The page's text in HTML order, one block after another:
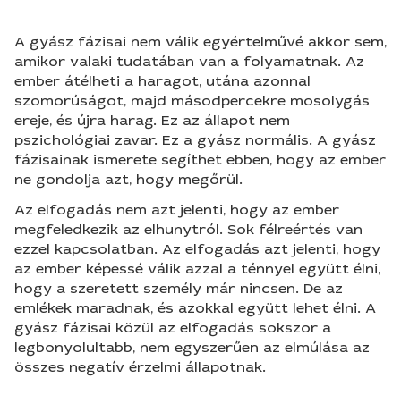
A gyász fázisai nem válik egyértelművé akkor sem,
amikor valaki tudatában van a folyamatnak. Az
ember átélheti a haragot, utána azonnal
szomorúságot, majd másodpercekre mosolygás
ereje, és újra harag. Ez az állapot nem
pszichológiai zavar. Ez a gyász normális. A gyász
fázisainak ismerete segíthet ebben, hogy az ember
ne gondolja azt, hogy megőrül.
Az elfogadás nem azt jelenti, hogy az ember
megfeledkezik az elhunytról. Sok félreértés van
ezzel kapcsolatban. Az elfogadás azt jelenti, hogy
az ember képessé válik azzal a ténnyel együtt élni,
hogy a szeretett személy már nincsen. De az
emlékek maradnak, és azokkal együtt lehet élni. A
gyász fázisai közül az elfogadás sokszor a
legbonyolultabb, nem egyszerűen az elmúlása az
összes negatív érzelmi állapotnak.